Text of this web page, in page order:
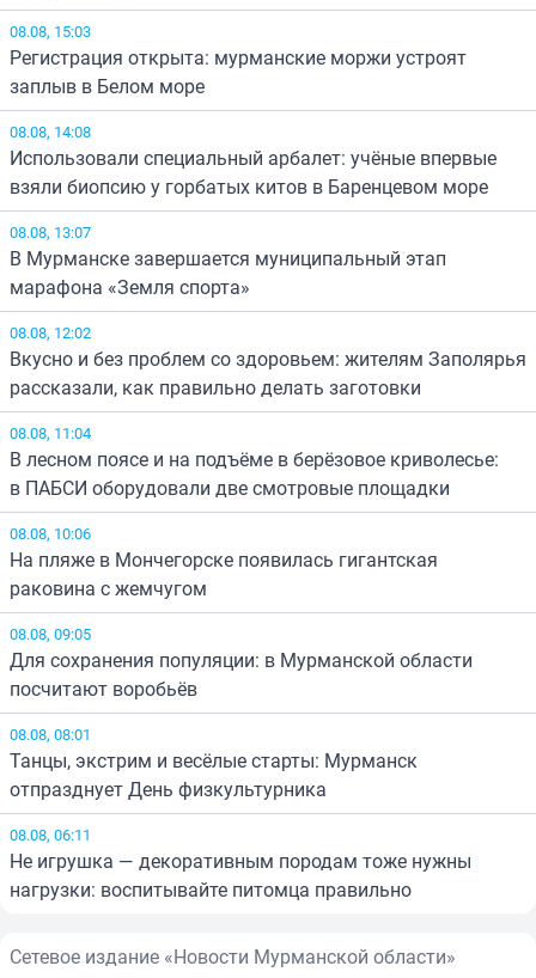
08.08, 15:03
Регистрация открыта: мурманские моржи устроят
заплыв в Белом море
08.08, 14:08
Использовали специальный арбалет: учёные впервые
взяли биопсию у горбатых китов в Баренцевом море
08.08, 13:07
В Мурманске завершается муниципальный этап
марафона «Земля спорта»
08.08, 12:02
Вкусно и без проблем со здоровьем: жителям Заполярья
рассказали, как правильно делать заготовки
08.08, 11:04
В лесном поясе и на подъёме в берёзовое криволесье:
в ПАБСИ оборудовали две смотровые площадки
08.08, 10:06
На пляже в Мончегорске появилась гигантская
раковина с жемчугом
08.08, 09:05
Для сохранения популяции: в Мурманской области
посчитают воробьёв
08.08, 08:01
Танцы, экстрим и весёлые старты: Мурманск
отпразднует День физкультурника
08.08, 06:11
Не игрушка — декоративным породам тоже нужны
нагрузки: воспитывайте питомца правильно
Сетевое издание «Новости Мурманской области»